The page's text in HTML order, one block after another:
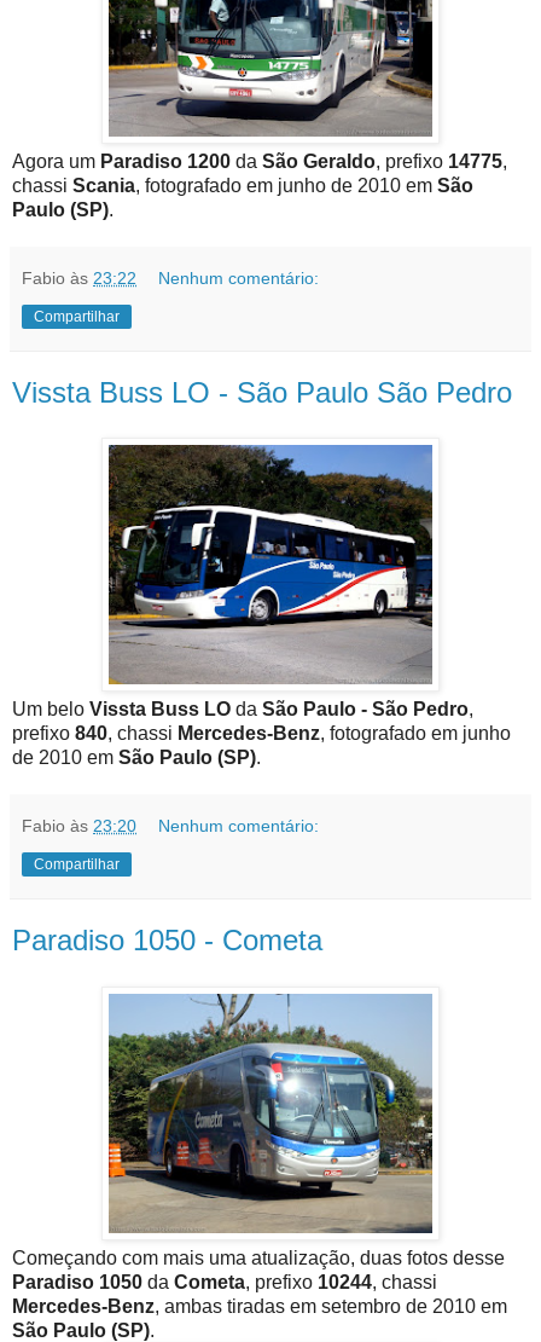
Agora um Paradiso 1200 da São Geraldo, prefixo 14775,
chassi Scania, fotografado em junho de 2010 em São
Paulo (SP).
Fabio às 23:22 Nenhum comentário:
Compartilhar
Vissta Buss LO - São Paulo São Pedro
Um belo Vissta Buss LO da São Paulo - São Pedro,
prefixo 840, chassi Mercedes-Benz, fotografado em junho
de 2010 em São Paulo (SP).
Fabio às 23:20 Nenhum comentário:
Compartilhar
Paradiso 1050 - Cometa
Começando com mais uma atualização, duas fotos desse
Paradiso 1050 da Cometa, prefixo 10244, chassi
Mercedes-Benz, ambas tiradas em setembro de 2010 em
São Paulo (SP).